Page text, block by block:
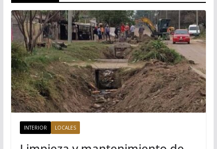
INTERIOR LOCALES